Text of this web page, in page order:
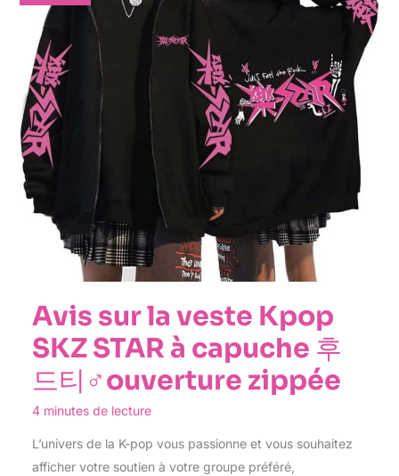
Avis sur la veste Kpop
SKZ STAR à capuche 후
드티♂ouverture zippée
4 minutes de lecture
L’univers de la K-pop vous passionne et vous souhaitez
afficher votre soutien à votre groupe préféré,